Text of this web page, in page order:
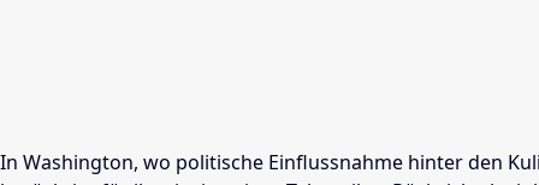
In Washington, wo politische Einflussnahme hinter den